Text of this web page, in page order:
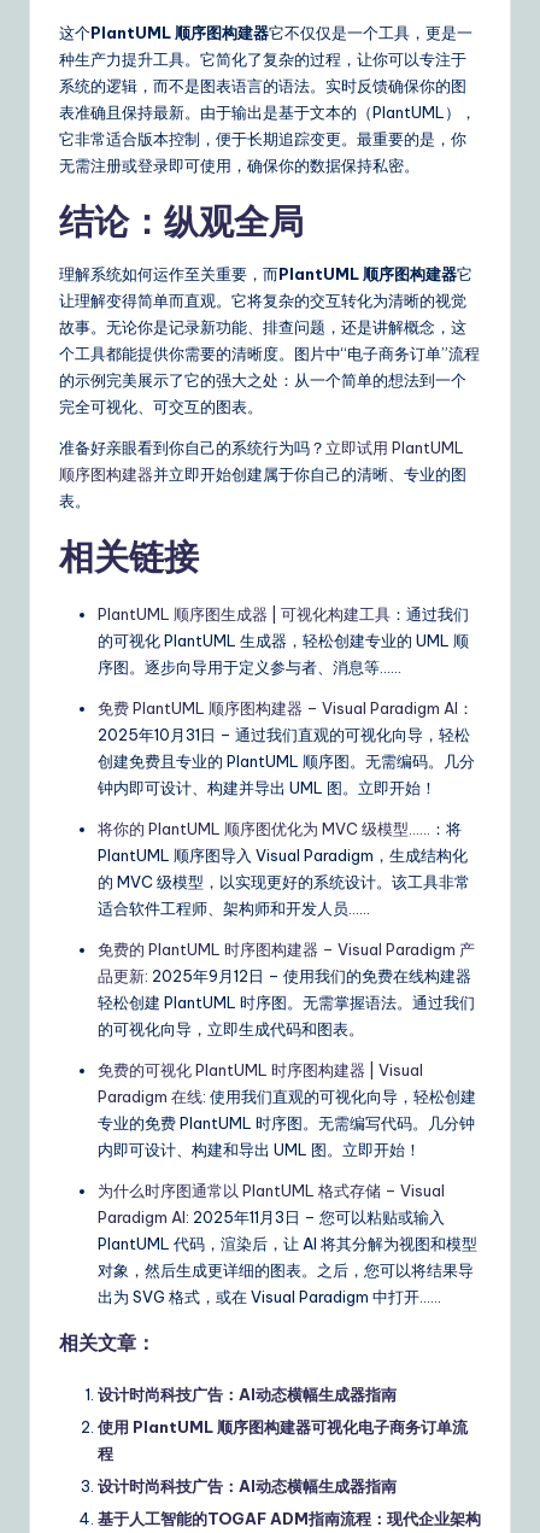
这个PlantUML 顺序图构建器它不仅仅是一个工具，更是一
种生产力提升工具。它简化了复杂的过程，让你可以专注于
系统的逻辑，而不是图表语言的语法。实时反馈确保你的图
表准确且保持最新。由于输出是基于文本的（PlantUML），
它非常适合版本控制，便于长期追踪变更。最重要的是，你
无需注册或登录即可使用，确保你的数据保持私密。
结论：纵观全局
理解系统如何运作至关重要，而PlantUML 顺序图构建器它
让理解变得简单而直观。它将复杂的交互转化为清晰的视觉
故事。无论你是记录新功能、排查问题，还是讲解概念，这
个工具都能提供你需要的清晰度。图片中“电子商务订单”流程
的示例完美展示了它的强大之处：从一个简单的想法到一个
完全可视化、可交互的图表。
准备好亲眼看到你自己的系统行为吗？ 立即试用 PlantUML
顺序图构建器并立即开始创建属于你自己的清晰、专业的图
表。
相关链接
PlantUML 顺序图生成器 | 可视化构建工具 ：通过我们
的可视化 PlantUML 生成器，轻松创建专业的 UML 顺
序图。逐步向导用于定义参与者、消息等……
免费 PlantUML 顺序图构建器 – Visual Paradigm AI ：
2025年10月31日 – 通过我们直观的可视化向导，轻松
创建免费且专业的 PlantUML 顺序图。无需编码。几分
钟内即可设计、构建并导出 UML 图。立即开始！
将你的 PlantUML 顺序图优化为 MVC 级模型……
：将
PlantUML 顺序图导入 Visual Paradigm，生成结构化
的 MVC 级模型，以实现更好的系统设计。该工具非常
适合软件工程师、架构师和开发人员……
免费的 PlantUML 时序图构建器 – Visual Paradigm 产
品更新: 2025年9月12日 – 使用我们的免费在线构建器
轻松创建 PlantUML 时序图。无需掌握语法。通过我们
的可视化向导，立即生成代码和图表。
免费的可视化 PlantUML 时序图构建器 | Visual
Paradigm 在线: 使用我们直观的可视化向导，轻松创建
专业的免费 PlantUML 时序图。无需编写代码。几分钟
内即可设计、构建和导出 UML 图。立即开始！
为什么时序图通常以 PlantUML 格式存储 – Visual
Paradigm AI: 2025年11月3日 – 您可以粘贴或输入
PlantUML 代码，渲染后，让 AI 将其分解为视图和模型
对象，然后生成更详细的图表。之后，您可以将结果导
出为 SVG 格式，或在 Visual Paradigm 中打开……
相关文章：
设计时尚科技广告：AI动态横幅生成器指南
使用 PlantUML 顺序图构建器可视化电子商务订单流
程
设计时尚科技广告：AI动态横幅生成器指南
基于人工智能的TOGAF ADM指南流程：现代企业架构